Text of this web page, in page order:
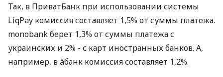
Так, в ПриватБанк при использовании системы
LiqPay комиссия составляет 1,5% от суммы платежа.
monobank берет 1,3% от суммы платежа с
украинских и 2% - с карт иностранных банков. А,
например, в àбанк комиссия составляет 1,2%.